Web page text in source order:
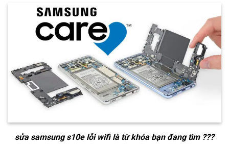
sửa samsung s10e lỗi wifilà từ khóa bạn đang tìm ???